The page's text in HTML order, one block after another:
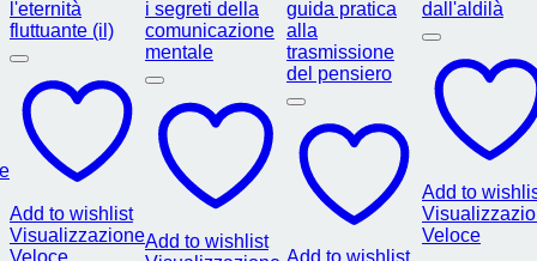
Add to wishlist
VisualizzazioneAdd to wishlist
Add to
Veloce